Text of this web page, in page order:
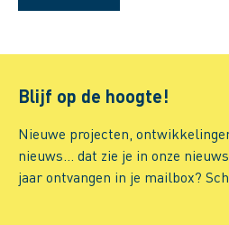
Blijf op de hoogte!
Nieuwe projecten,
nieuws… dat zie je in onze
jaar ontvangen in je mailbox?